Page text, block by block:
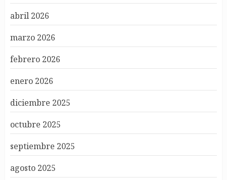
abril 2026
marzo 2026
febrero 2026
enero 2026
diciembre 2025
octubre 2025
septiembre 2025
agosto 2025